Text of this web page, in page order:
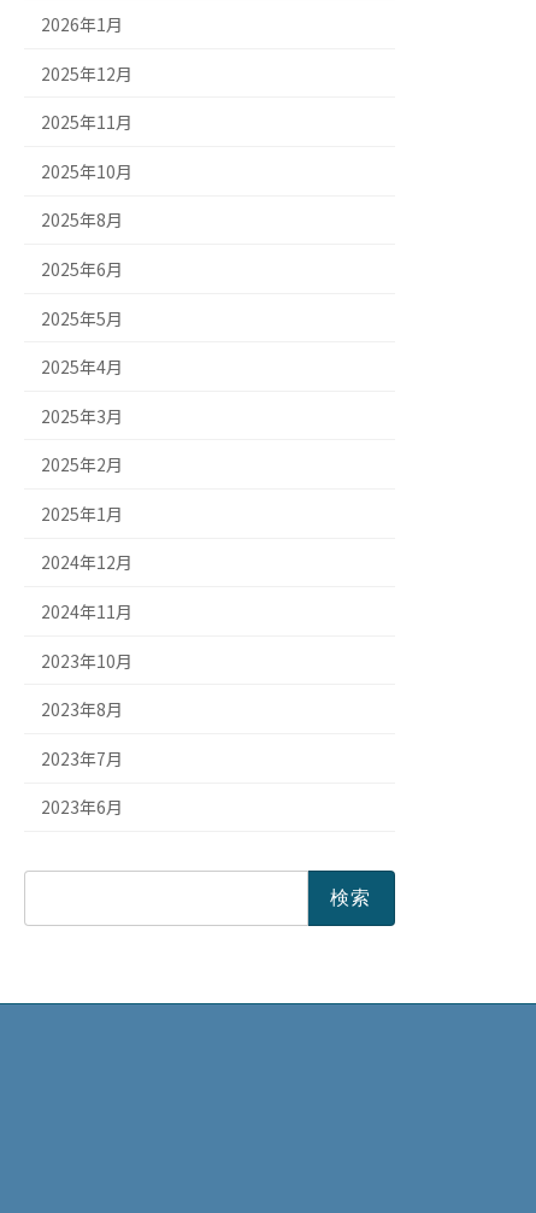
2026年1月
2025年12月
2025年11月
2025年10月
2025年8月
2025年6月
2025年5月
2025年4月
2025年3月
2025年2月
2025年1月
2024年12月
2024年11月
2023年10月
2023年8月
2023年7月
2023年6月